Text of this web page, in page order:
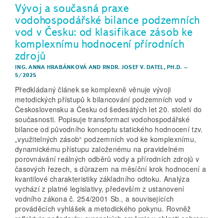
Vývoj a současná praxe
vodohospodářské bilance podzemních
vod v Česku: od klasifikace zásob ke
komplexnímu hodnocení přírodních
zdrojů
ING. ANNA HRABÁNKOVÁ AND RNDR. JOSEF V. DATEL, PH.D. –
5/2025
Předkládaný článek se komplexně věnuje vývoji
metodických přístupů k bilancování podzemních vod v
Československu a Česku od šedesátých let 20. století do
současnosti. Popisuje transformaci vodohospodářské
bilance od původního konceptu statického hodnocení tzv.
„využitelných zásob“ podzemních vod ke komplexnímu,
dynamickému přístupu založenému na pravidelném
porovnávání reálných odběrů vody a přírodních zdrojů v
časových řezech, s důrazem na měsíční krok hodnocení a
kvantilové charakteristiky základního odtoku. Analýza
vychází z platné legislativy, především z ustanovení
vodního zákona č. 254/2001 Sb., a souvisejících
prováděcích vyhlášek a metodického pokynu. Rovněž